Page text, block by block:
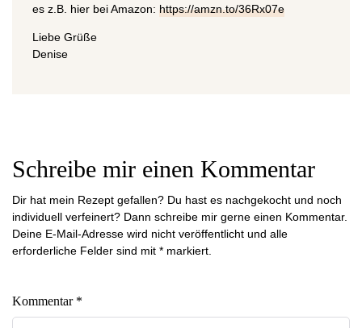
es z.B. hier bei Amazon: https://amzn.to/36Rx07e
Liebe Grüße
Denise
Schreibe mir einen Kommentar
Dir hat mein Rezept gefallen? Du hast es nachgekocht und noch
individuell verfeinert? Dann schreibe mir gerne einen Kommentar.
Deine E-Mail-Adresse wird nicht veröffentlicht und alle
erforderliche Felder sind mit * markiert.
Kommentar *